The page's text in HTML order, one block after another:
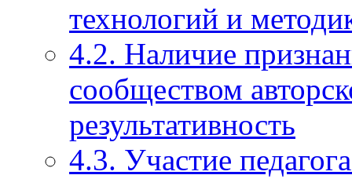
технологий и
4.2. Наличие
сообществом
результативность
4.3. Участие